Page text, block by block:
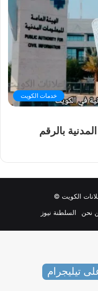
خدمات الكويت
بالرقم
الكويت ©
نحن السلطنة نيوز
تيليجرام